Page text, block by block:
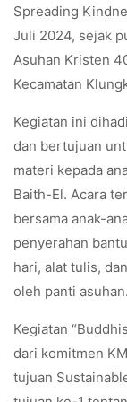
Spreading
Juli 2024, sejak
Asuhan Kristen
Kecamatan
Kegiatan ini
dan bertujuan
materi kepada
Baith-El. Acara
bersama anak-
penyerahan
hari, alat tulis,
oleh panti asuhan.
Kegiatan
dari komitmen
tujuan